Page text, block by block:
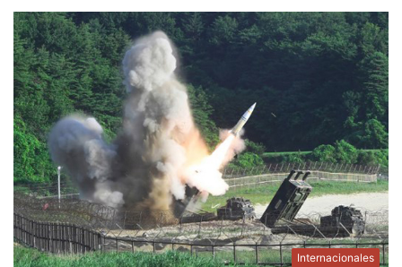
Internacionales